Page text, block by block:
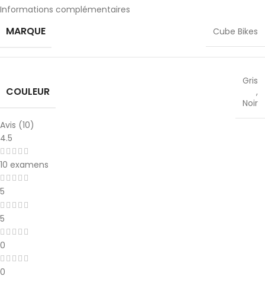
Informations complémentaires
MARQUE Cube Bikes
COULEUR
Gris
,
Noir
Avis (10)
4.5
10 examens
5
5
0
0